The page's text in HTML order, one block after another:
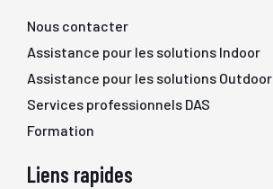
Nous contacter
Assistance pour les solutions Indoor
Assistance pour les solutions Outdoor
Services professionnels DAS
Formation
Liens rapides